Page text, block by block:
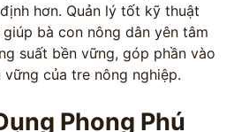
hơn. Quản lý tốt kỹ thuật
bà con nông dân yên tâm
suất bền vững, góp phần vào
của tre nông nghiệp.
Phong Phú